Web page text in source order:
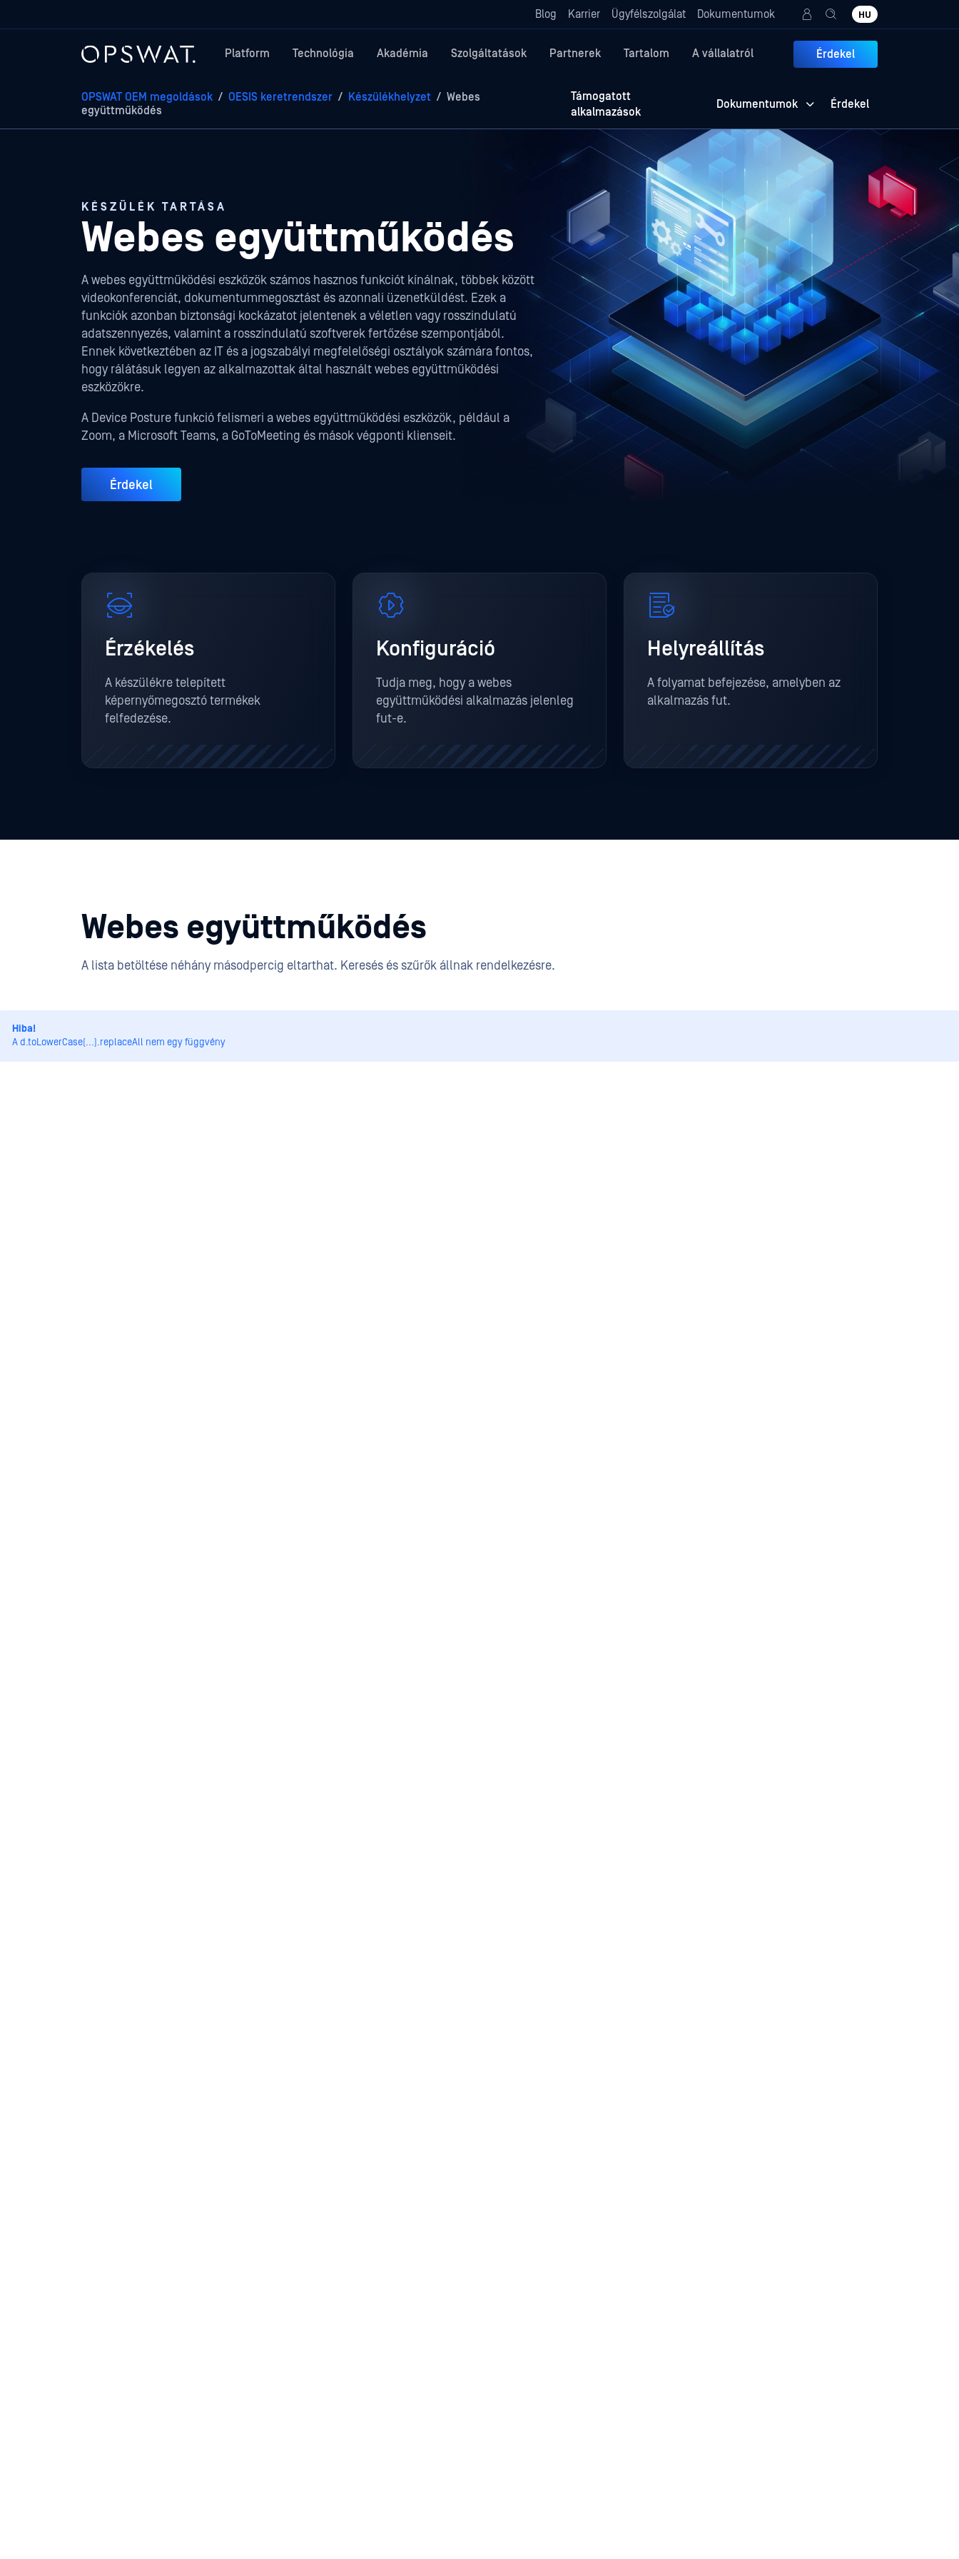
Blog Karrier Ügyfélszolgálat Dokumentumok HU
Platform Technológia Akadémia Szolgáltatások Partnerek Tartalom A vállalatról Érdekel
OPSWAT OEM megoldások / OESIS keretrendszer / Készülékhelyzet / Webes
együttműködés
Támogatott
alkalmazások
Dokumentumok Érdekel
KÉSZÜLÉK TARTÁSA
Webes együttműködés
A webes együttműködési eszközök számos hasznos funkciót kínálnak, többek között
videokonferenciát, dokumentummegosztást és azonnali üzenetküldést. Ezek a
funkciók azonban biztonsági kockázatot jelentenek a véletlen vagy rosszindulatú
adatszennyezés, valamint a rosszindulatú szoftverek fertőzése szempontjából.
Ennek következtében az IT és a jogszabályi megfelelőségi osztályok számára fontos,
hogy rálátásuk legyen az alkalmazottak által használt webes együttműködési
eszközökre.
A Device Posture funkció felismeri a webes együttműködési eszközök, például a
Zoom, a Microsoft Teams, a GoToMeeting és mások végponti klienseit.
Érdekel
Érzékelés
A készülékre telepített
képernyőmegosztó termékek
felfedezése.
Konfiguráció
Tudja meg, hogy a webes
együttműködési alkalmazás jelenleg
fut-e.
Helyreállítás
A folyamat befejezése, amelyben az
alkalmazás fut.
Webes együttműködés
A lista betöltése néhány másodpercig eltarthat. Keresés és szűrők állnak rendelkezésre.
Hiba!
A d.toLowerCase(...).replaceAll nem egy függvény